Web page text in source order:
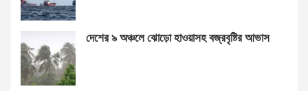
দেশের ৯ অঞ্চলে ঝোড়ো হাওয়াসহ বজ্রবৃষ্টির আভাস